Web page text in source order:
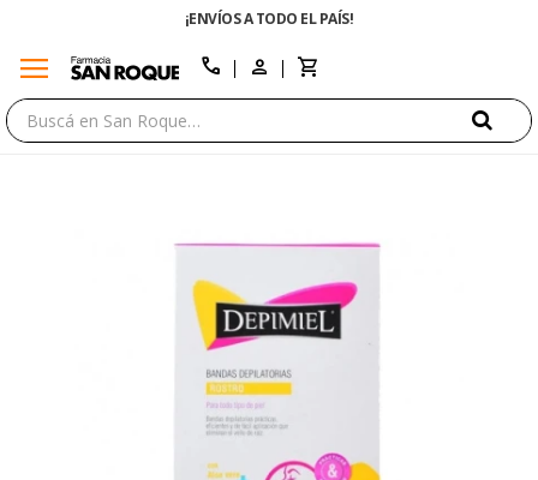
menu call
close